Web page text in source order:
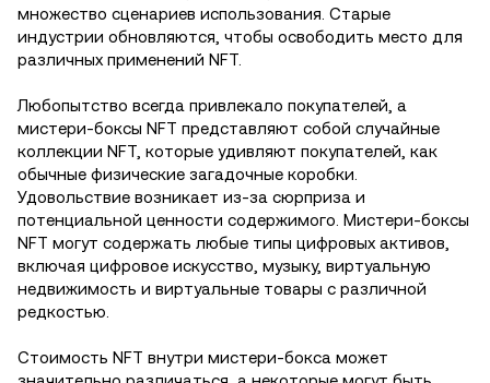
множество сценариев использования. Старые
индустрии обновляются, чтобы освободить место для
различных применений NFT.
Любопытство всегда привлекало покупателей, а
мистери-боксы NFT представляют собой случайные
коллекции NFT, которые удивляют покупателей, как
обычные физические загадочные коробки.
Удовольствие возникает из-за сюрприза и
потенциальной ценности содержимого. Мистери-боксы
NFT могут содержать любые типы цифровых активов,
включая цифровое искусство, музыку, виртуальную
недвижимость и виртуальные товары с различной
редкостью.
Стоимость NFT внутри мистери-бокса может